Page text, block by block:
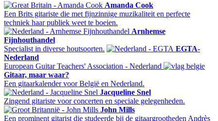
Amanda Cook
Een Brits gitariste die met fijnzinnige muzikaliteit en perfecte
techniek haar publiek weet te boeien.
Arnhemse
Fijnhouthandel
Specialist in diverse houtsoorten.
EGTA-
Nederland
European Guitar Teachers' Association - Nederland
Gitaar, maar waar?
Een gitaarkalender voor België en Nederland.
Jacqueline Snel
Zingend gitariste voor concerten en speciale gelegenheden.
John Mills
Een prominent gitarist die studeerde bij de gitaargrootheden Andrès